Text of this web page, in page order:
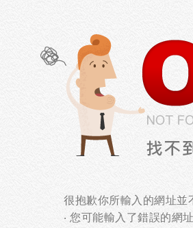
很抱歉你所輸入的網址並
‧ 您可能輸入了錯誤的網